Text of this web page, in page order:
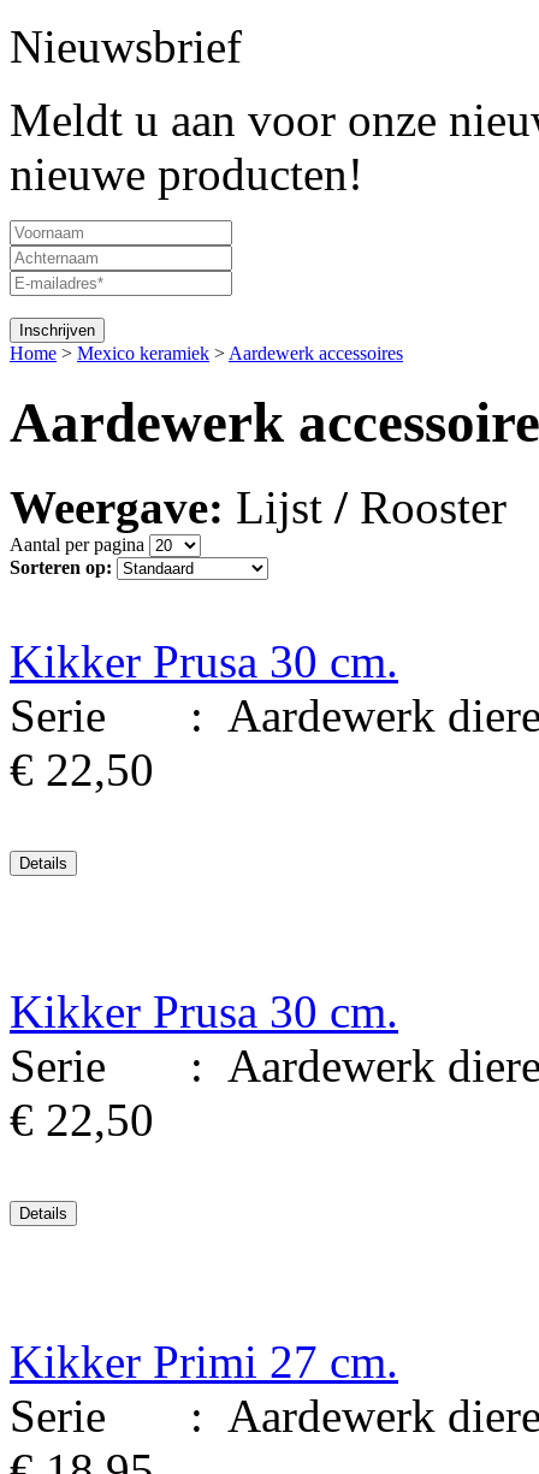
Nieuwsbrief
Meldt u aan voor onze
nieuwe producten!
Home > Mexico keramiek > Aardewerk accessoires
Aardewerk
Weergave: Lijst / Rooster
Aantal per pagina
Sorteren op:
Kikker Prusa 30 cm.
Serie : Aardewerk
€ 22,50
Kikker Prusa 30 cm.
Serie : Aardewerk
€ 22,50
Kikker Primi 27 cm.
Serie : Aardewerk